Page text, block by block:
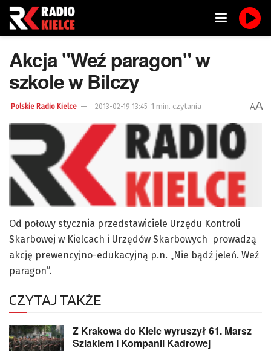
Akcja "Weź paragon" w
szkole w Bilczy
Polskie Radio Kielce 2013-02-19 13:45 1 min. czytania AA
Od połowy stycznia przedstawiciele Urzędu Kontroli
Skarbowej w Kielcach i Urzędów Skarbowych prowadzą
akcję prewencyjno-edukacyjną p.n. „Nie bądź jeleń. Weź
paragon”.
CZYTAJ TAKŻE
Z Krakowa do Kielc wyruszył 61. Marsz
Szlakiem I Kompanii Kadrowej